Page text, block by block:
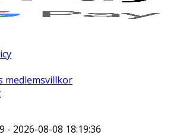
medlemsvillkor
- 2026-08-08 18:19:36